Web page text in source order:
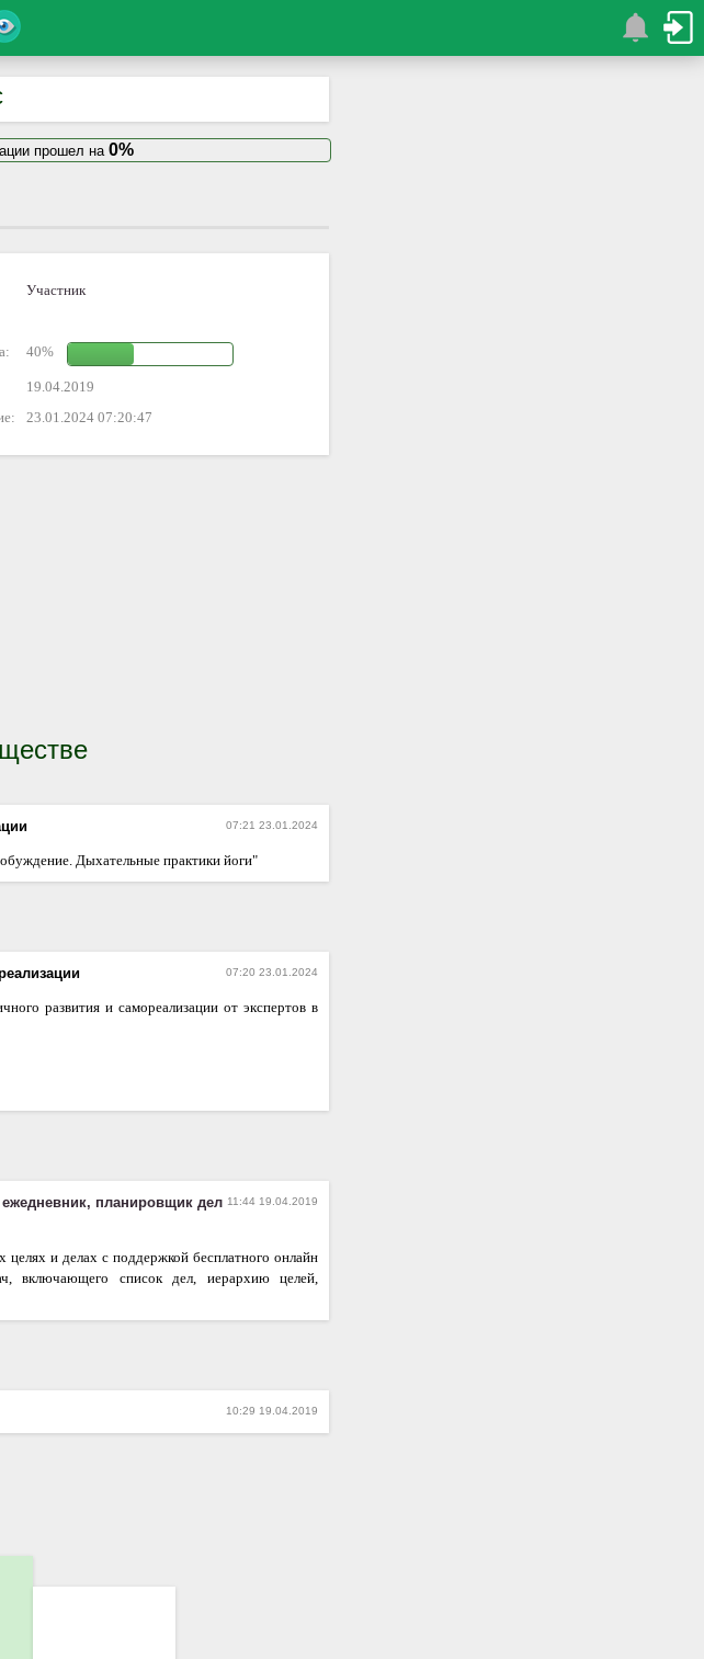
прошел на0%
Участник
40%
19.04.2019
23.01.2024 07:20:47
07:21 23.01.2024
Дыхательные практики йоги"
07:20 23.01.2024
развития и самореализации от экспертов в
11:44 19.04.2019
планировщик дел
и делах с поддержкой бесплатного онлайн
включающего список дел, иерархию целей,
10:29 19.04.2019